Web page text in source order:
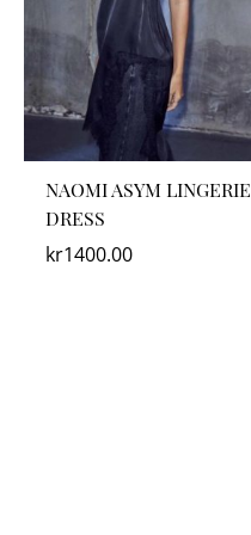
NAOMI ASYM LINGERIE
DRESS
kr1400.00